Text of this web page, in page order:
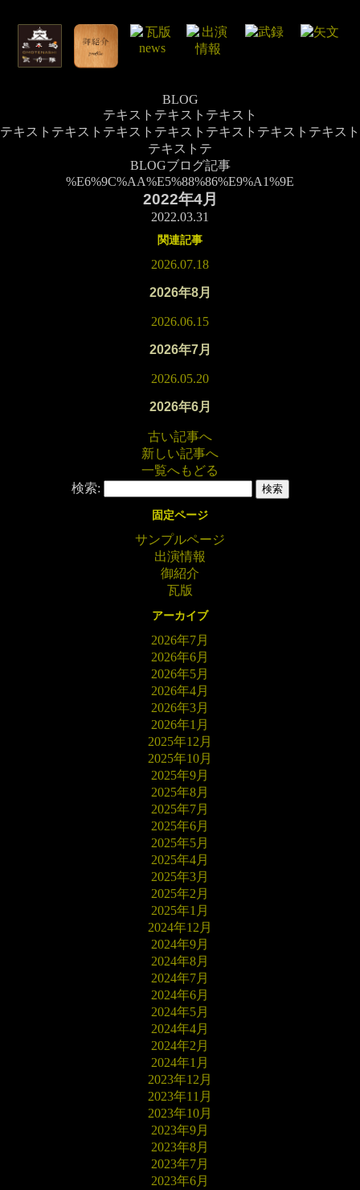
BLOG
テキストテキストテキスト
テキストテキストテキストテキストテキストテキストテキスト
テキストテ
BLOGブログ記事
%E6%9C%AA%E5%88%86%E9%A1%9E
2022年4月
2022.03.31
関連記事
2026.07.18
2026年8月
2026.06.15
2026年7月
2026.05.20
2026年6月
古い記事へ
新しい記事へ
一覧へもどる
検索:
固定ページ
サンプルページ
出演情報
御紹介
瓦版
アーカイブ
2026年7月
2026年6月
2026年5月
2026年4月
2026年3月
2026年1月
2025年12月
2025年10月
2025年9月
2025年8月
2025年7月
2025年6月
2025年5月
2025年4月
2025年3月
2025年2月
2025年1月
2024年12月
2024年9月
2024年8月
2024年7月
2024年6月
2024年5月
2024年4月
2024年2月
2024年1月
2023年12月
2023年11月
2023年10月
2023年9月
2023年8月
2023年7月
2023年6月